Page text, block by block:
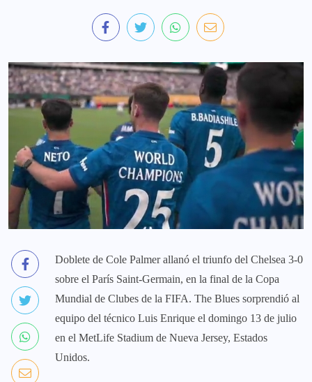
Doblete de Cole Palmer allanó el triunfo del Chelsea 3-0
sobre el París Saint-Germain, en la final de la Copa
Mundial de Clubes de la FIFA. The Blues sorprendió al
equipo del técnico Luis Enrique el domingo 13 de julio
en el MetLife Stadium de Nueva Jersey, Estados
Unidos.